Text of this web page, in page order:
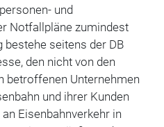
und
Notfallpläne zumindest
bestehe seitens der DB
den nicht von den
betroffenen Unternehmen
und ihrer Kunden
Eisenbahnverkehr in